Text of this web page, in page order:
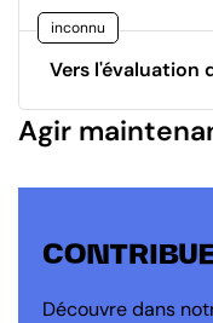
inconnu
Vers l'évaluation
Agir
Découvre dans